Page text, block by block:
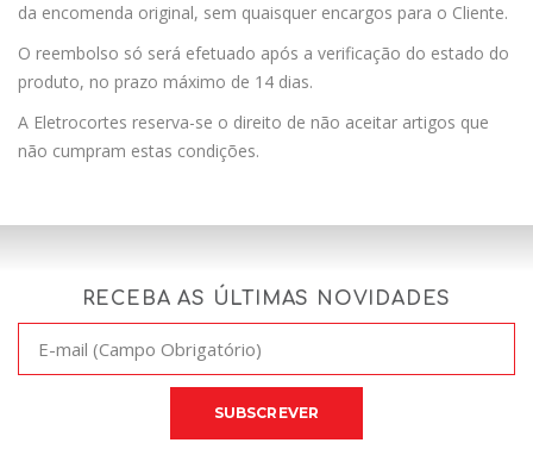
da encomenda original, sem quaisquer encargos para o Cliente.
O reembolso só será efetuado após a verificação do estado do
produto, no prazo máximo de 14 dias.
A Eletrocortes reserva-se o direito de não aceitar artigos que
não cumpram estas condições.
RECEBA AS ÚLTIMAS NOVIDADES